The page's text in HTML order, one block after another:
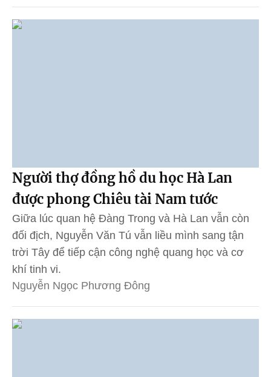
Người thợ đồng hồ du học Hà Lan
được phong Chiêu tài Nam tước
Giữa lúc quan hệ Đàng Trong và Hà Lan vẫn còn
đối địch, Nguyễn Văn Tú vẫn liều mình sang tận
trời Tây để tiếp cận công nghệ quang học và cơ
khí tinh vi.
Nguyễn Ngọc Phương Đông